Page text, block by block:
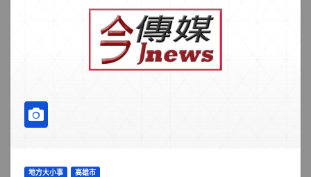
地方大小事 高雄市